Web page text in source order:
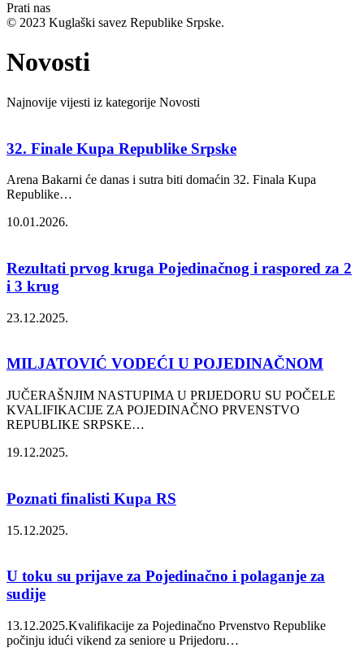
Prati nas
© 2023 Kuglaški savez Republike Srpske.
Novosti
Najnovije vijesti iz kategorije Novosti
32. Finale Kupa Republike Srpske
Arena Bakarni će danas i sutra biti domaćin 32. Finala Kupa
Republike…
10.01.2026.
Rezultati prvog kruga Pojedinačnog i raspored za 2
i 3 krug
23.12.2025.
MILJATOVIĆ VODEĆI U POJEDINAČNOM
JUČERAŠNJIM NASTUPIMA U PRIJEDORU SU POČELE
KVALIFIKACIJE ZA POJEDINAČNO PRVENSTVO
REPUBLIKE SRPSKE…
19.12.2025.
Poznati finalisti Kupa RS
15.12.2025.
U toku su prijave za Pojedinačno i polaganje za
sudije
13.12.2025.Kvalifikacije za Pojedinačno Prvenstvo Republike
počinju idući vikend za seniore u Prijedoru…